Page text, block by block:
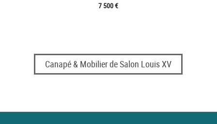
7 500 €
Canapé & Mobilier de Salon Louis XV